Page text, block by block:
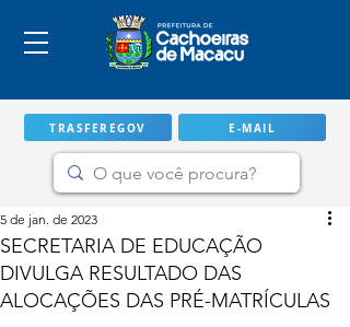
TRASFEREGOV E-MAIL
SECRETARIA DE EDUCAÇÃO
DIVULGA RESULTADO DAS
ALOCAÇÕES DAS PRÉ-MATRÍCULAS
5 de jan. de 2023